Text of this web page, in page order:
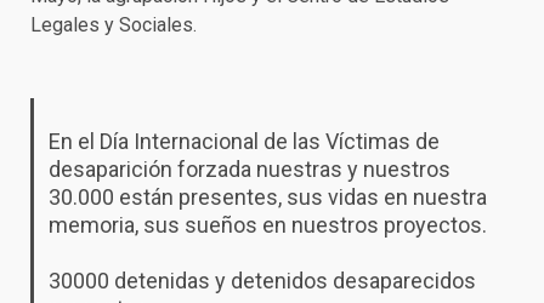
Legales y Sociales.
En el Día Internacional de las Víctimas de
desaparición forzada nuestras y nuestros
30.000 están presentes, sus vidas en nuestra
memoria, sus sueños en nuestros proyectos.
30000 detenidas y detenidos desaparecidos